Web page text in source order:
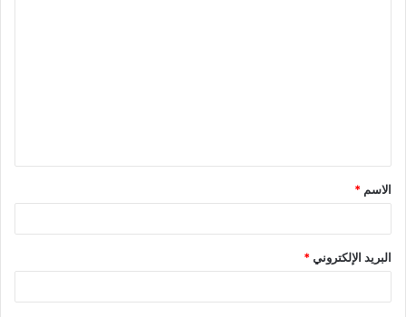
ق
*
الاسم *
البريد الإلكتروني*